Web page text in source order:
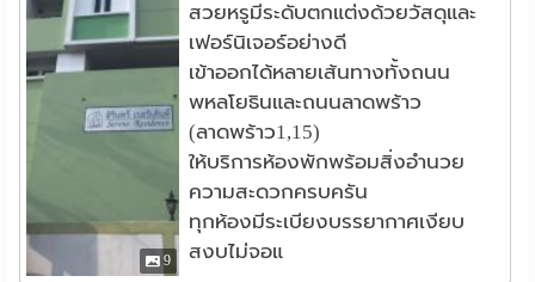
เทสโก้โลตัส(ลาดพร้าว) 0.9 กม.
โลตัส ลาดพร้าว 0.9 กม.
เซ็นทรัล ลาดพร้าว 1.3 กม. ยูเนี่ยนมอลล์ 1.5 กม.
โรงพยาบาล
1.4 กม. รพ.วิภาวดี 2.6 กม.
รพ.เกษมราษฎร์ ประชาชื่น 3.5 กม.
รพ.เปาโล เมโมเรียล โชคชัย4 3.7 กม.
รพ.เปาโล เมโมเรียล พหลโยธิน
9
สวยหรูมีระดับตกแต่งด้วยวัสดุและ
เฟอร์นิเจอร์อย่างดี
เข้าออกได้หลายเส้นทางทั้งถนน
พหลโยธินและถนนลาดพร้าว
(ลาดพร้าว1,15)
ให้บริการห้องพักพร้อมสิ่งอำนวย
ความสะดวกครบครัน
ทุกห้องมีระเบียงบรรยากาศเงียบ
สงบไม่จอแ